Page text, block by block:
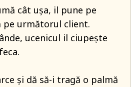
cât ușa, il pune pe
pe următorul client.
ucenicul il ciupește
și dă să-i tragă o palmă